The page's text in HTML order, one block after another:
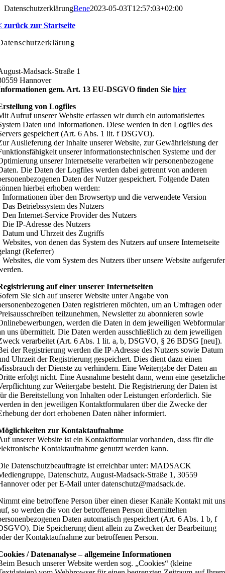
Zum
springen
DatenschutzerklärungBene2023-05-03T12:57:03+02:00
zurück zur Startseite
Madsack-Straße 1
Hannover
gem. Art. 13 EU-DSGVO finden Siehier
von Logfiles
Aufruf unserer Website erfassen wir durch ein automatisiertes
Daten und Informationen. Diese werden in den Logfiles des
gespeichert (Art. 6 Abs. 1 lit. f DSGVO).
Auslieferung der Inhalte unserer Website, zur Gewährleistung der
unserer informationstechnischen Systeme und der
unserer Internetseite verarbeiten wir personenbezogene
Die Daten der Logfiles werden dabei getrennt von anderen
Daten der Nutzer gespeichert. Folgende Daten
hierbei erhoben werden:
Informationen über den Browsertyp und die verwendete Version
Das Betriebssystem des Nutzers
Den Internet-Service Provider des Nutzers
Die IP-Adresse des Nutzers
Datum und Uhrzeit des Zugriffs
Websites, von denen das System des Nutzers auf unsere Internetseite
(Referrer)
Websites, die vom System des Nutzers über unsere Website
auf einer unserer Internetseiten
Sie sich auf unserer Website unter Angabe von
Daten registrieren möchten, um an Umfragen oder
teilzunehmen, Newsletter zu abonnieren sowie
werden die Daten in dem jeweiligen Webformular
uns übermittelt. Die Daten werden ausschließlich zu dem jeweiligen
verarbeitet (Art. 6 Abs. 1 lit. a, b, DSGVO, § 26 BDSG [neu]).
der Registrierung werden die IP-Adresse des Nutzers sowie Datum
Uhrzeit der Registrierung gespeichert. Dies dient dazu einen
der Dienste zu verhindern. Eine Weitergabe der Daten an
erfolgt nicht. Eine Ausnahme besteht dann, wenn eine gesetzliche
zur Weitergabe besteht. Die Registrierung der Daten ist
die Bereitstellung von Inhalten oder Leistungen erforderlich. Sie
in den jeweiligen Kontaktformularen über die Zwecke der
der dort erhobenen Daten näher informiert.
zur Kontaktaufnahme
unserer Website ist ein Kontaktformular vorhanden, dass für die
Kontaktaufnahme genutzt werden kann.
Datenschutzbeauftragte ist erreichbar unter: MADSACK
Datenschutz, August-Madsack-Straße 1, 30559
oder per E-Mail unter datenschutz@madsack.de.
eine betroffene Person über einen dieser Kanäle Kontakt mit
so werden die von der betroffenen Person übermittelten
Daten automatisch gespeichert (Art. 6 Abs. 1 b, f
Die Speicherung dient allein zu Zwecken der Bearbeitung
der Kontaktaufnahme zur betroffenen Person.
/ Datenanalyse – allgemeine Informationen
Besuch unserer Website werden sog. „Cookies“ (kleine